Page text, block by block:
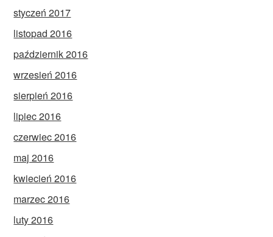
styczeń 2017
listopad 2016
październik 2016
wrzesień 2016
sierpień 2016
lipiec 2016
czerwiec 2016
maj 2016
kwiecień 2016
marzec 2016
luty 2016